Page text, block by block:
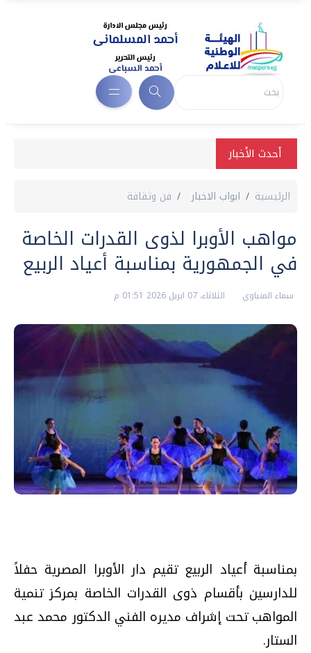
أحدث الأخبار
الرئيسية ابواب الاخبار فن وثقافة
مواهب الأوبرا لذوى القدرات الخاصة
في الجمهورية بمناسبة أعياد الربيع
سماء المنياوي الثلاثاء، 07 ابريل 2026 01:51 م
بمناسبة أعياد الربيع تقيم دار الأوبرا المصرية حفلاً
للدارسين بأقسام ذوى القدرات الخاصة بمركز تنمية
المواهب تحت إشراف مديره الفني الدكتور محمد عبد
الستار.